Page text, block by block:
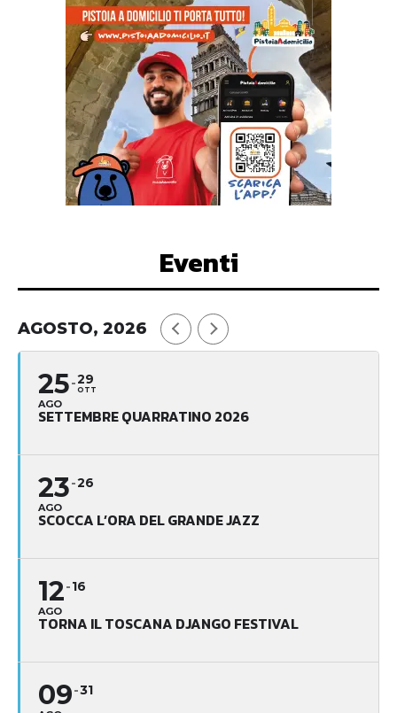
Eventi
AGOSTO, 2026
25
AGO
29
OTT
SETTEMBRE QUARRATINO 2026
23
AGO
26
SCOCCA L’ORA DEL GRANDE JAZZ
12
AGO
16
TORNA IL TOSCANA DJANGO FESTIVAL
09 31